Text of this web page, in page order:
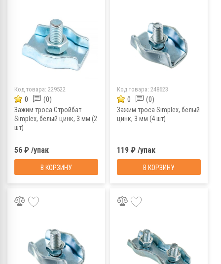
Код товара: 229522
0 (0)
Зажим троса Стройбат
Simplex, белый цинк, 3 мм (2
шт)
56 ₽ /упак
В КОРЗИНУ
Код товара: 248623
0 (0)
Зажим троса Simplex, белый
цинк, 3 мм (4 шт)
119 ₽ /упак
В КОРЗИНУ